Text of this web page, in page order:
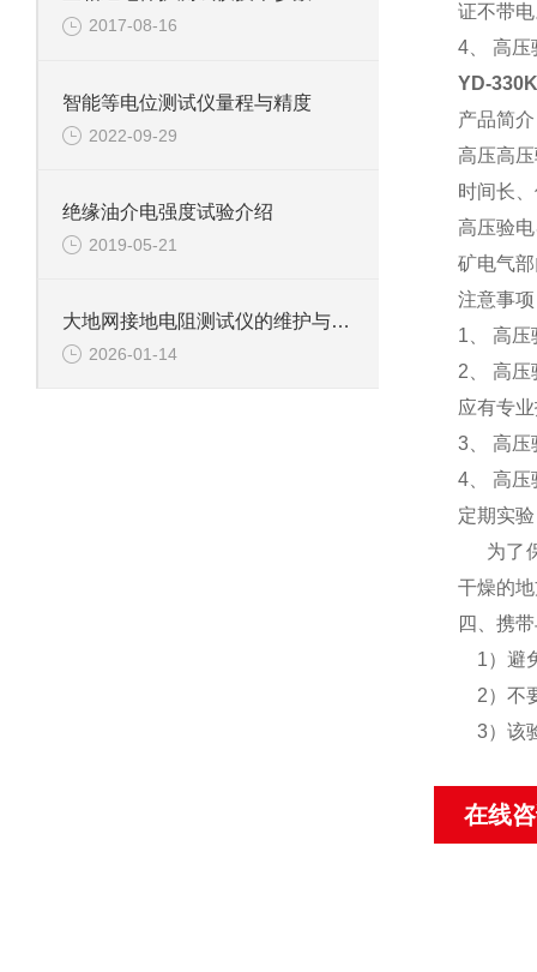
2017-08-16
智能等电位测试仪量程与精度
2022-09-29
绝缘油介电强度试验介绍
2019-05-21
大地网接地电阻测试仪的维护与清洁注意事项
2026-01-14
证不带
4、
高压
YD-
产品简介
高压高
时间长
高压验
矿电气
注意事项
1
高压
2
高压
应有专
3、
高压
4、
高压
定期实
为了保
干燥的
四、携
1）避
2）不
3）该
在线